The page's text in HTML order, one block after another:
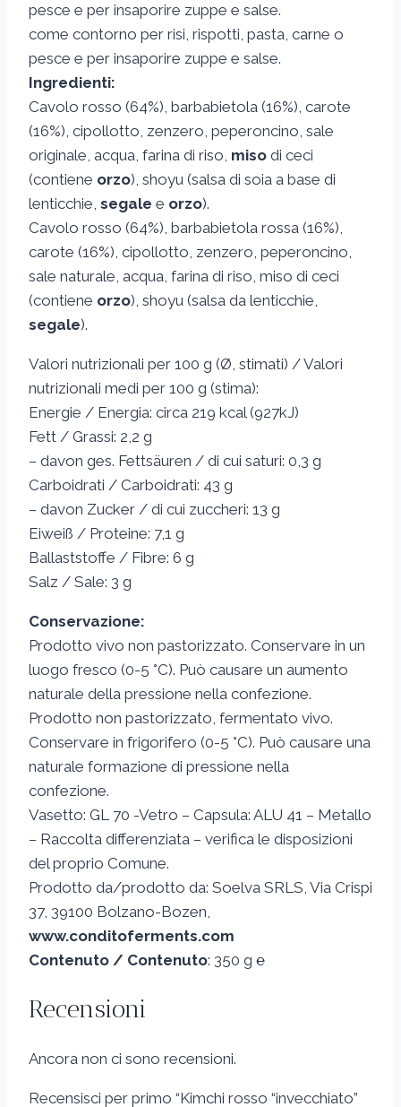
pesce e per insaporire zuppe e salse.
come contorno per risi, rispotti, pasta, carne o
pesce e per insaporire zuppe e salse.
Ingredienti:
Cavolo rosso (64%), barbabietola (16%), carote
(16%), cipollotto, zenzero, peperoncino, sale
originale, acqua, farina di riso, miso di ceci
(contiene orzo), shoyu (salsa di soia a base di
lenticchie, segale e orzo).
Cavolo rosso (64%), barbabietola rossa (16%),
carote (16%), cipollotto, zenzero, peperoncino,
sale naturale, acqua, farina di riso, miso di ceci
(contiene orzo), shoyu (salsa da lenticchie,
segale).
Valori nutrizionali per 100 g (Ø, stimati) / Valori
nutrizionali medi per 100 g (stima):
Energie / Energia: circa 219 kcal (927kJ)
Fett / Grassi: 2,2 g
– davon ges. Fettsäuren / di cui saturi: 0,3 g
Carboidrati / Carboidrati: 43 g
– davon Zucker / di cui zuccheri: 13 g
Eiweiß / Proteine: 7,1 g
Ballaststoffe / Fibre: 6 g
Salz / Sale: 3 g
Conservazione:
Prodotto vivo non pastorizzato. Conservare in un
luogo fresco (0-5 °C). Può causare un aumento
naturale della pressione nella confezione.
Prodotto non pastorizzato, fermentato vivo.
Conservare in frigorifero (0-5 °C). Può causare una
naturale formazione di pressione nella
confezione.
Vasetto: GL 70 -Vetro – Capsula: ALU 41 – Metallo
– Raccolta differenziata – verifica le disposizioni
del proprio Comune.
Prodotto da/prodotto da: Soelva SRLS, Via Crispi
37, 39100 Bolzano-Bozen,
www.conditoferments.com
Contenuto / Contenuto: 350 g ℮
Recensioni
Ancora non ci sono recensioni.
Recensisci per primo “Kimchi rosso “invecchiato”